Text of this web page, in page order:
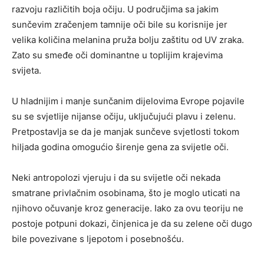
razvoju različitih boja očiju. U područjima sa jakim
sunčevim zračenjem tamnije oči bile su korisnije jer
velika količina melanina pruža bolju zaštitu od UV zraka.
Zato su smeđe oči dominantne u toplijim krajevima
svijeta.
U hladnijim i manje sunčanim dijelovima Evrope pojavile
su se svjetlije nijanse očiju, uključujući plavu i zelenu.
Pretpostavlja se da je manjak sunčeve svjetlosti tokom
hiljada godina omogućio širenje gena za svijetle oči.
Neki antropolozi vjeruju i da su svijetle oči nekada
smatrane privlačnim osobinama, što je moglo uticati na
njihovo očuvanje kroz generacije. Iako za ovu teoriju ne
postoje potpuni dokazi, činjenica je da su zelene oči dugo
bile povezivane s ljepotom i posebnošću.